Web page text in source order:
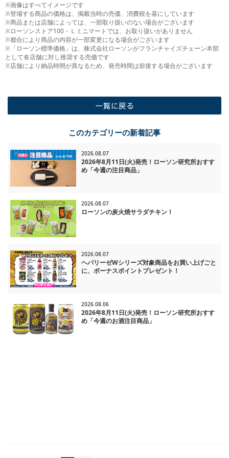
※画像はすべてイメージです
※登場する商品の価格は、掲載当時の売価、消費税を基にしています
※商品または店舗によっては、一部取り扱いのない場合がございます
※ローソンストア100・Ｌミニマートでは、お取り扱いがありません
※都合により商品の内容が一部変更になる場合がございます
※「ローソン標準価格」は、株式会社ローソンがフランチャイズチェーン本部
として各店舗に対し推奨する売価です
※店舗により納品時間が異なるため、発売時間は前後する場合がございます
このカテゴリーの新着記事
2026.08.07
2026年8月11日(火)発売！ローソン研究所おすす
め「今週の注目商品」
2026.08.07
ローソンの炭火焼サラダチキン！
2026.08.07
ヘパリーゼWシリーズ対象商品をお買い上げごと
に、ボーナスポイントプレゼント！
2026.08.06
2026年8月11日(火)発売！ローソン研究所おすす
め「今週のお酒注目商品」